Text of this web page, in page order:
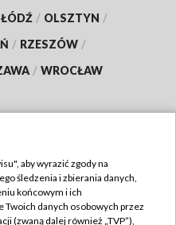
ŁÓDŹ / OLSZTYN /
/ RZESZÓW /
/ WROCŁAW
TVP
aby wyrazić zgody na
śledzenia i zbierania danych,
końcowym i ich
danych osobowych przez
(zwaną dalej również „TVP”),